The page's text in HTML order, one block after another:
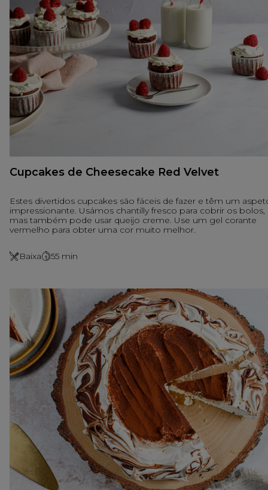
Cupcakes de Cheesecake Red Velvet
Estes divertidos cupcakes são fáceis de fazer e têm um
impressionante. Usámos chantilly fresco para cobrir os bolos,
mas também pode usar queijo creme. Use um gel corante
vermelho para obter uma cor muito melhor.
Baixa 55 min